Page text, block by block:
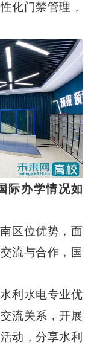
化门禁管理，
际办学情况如
区位优势，面
流与合作，国
利水电专业优
流关系，开展
动，分享水利